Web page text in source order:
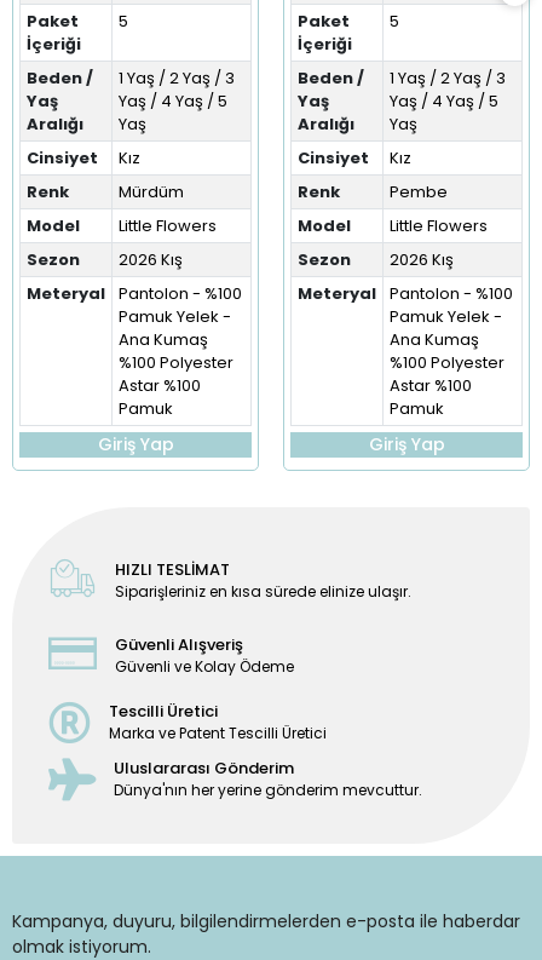
Paket
İçeriği
5
Beden /
Yaş
Aralığı
1 Yaş / 2 Yaş / 3
Yaş / 4 Yaş / 5
Yaş
Cinsiyet
Kız
Renk
Mürdüm
Model
Little Flowers
Sezon
2026 Kış
Meteryal Pantolon - %100
Pamuk Yelek -
Ana Kumaş
%100 Polyester
Astar %100
Pamuk
Giriş Yap
Paket
İçeriği
5
Beden /
Yaş
Aralığı
1 Yaş / 2 Yaş / 3
Yaş / 4 Yaş / 5
Yaş
Cinsiyet
Kız
Renk
Pembe
Model
Little Flowers
Sezon
2026 Kış
Meteryal Pantolon - %100
Pamuk Yelek -
Ana Kumaş
%100 Polyester
Astar %100
Pamuk
Giriş Yap
HIZLI TESLİMAT
Siparişleriniz en kısa sürede elinize ulaşır.
Güvenli Alışveriş
Güvenli ve Kolay Ödeme
Tescilli Üretici
Marka ve Patent Tescilli Üretici
Uluslararası Gönderim
Dünya'nın her yerine gönderim mevcuttur.
Kampanya, duyuru, bilgilendirmelerden e-posta ile haberdar
olmak istiyorum.